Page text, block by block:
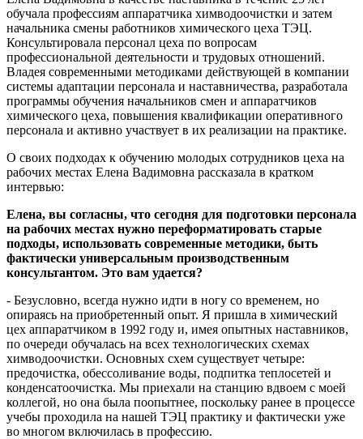
обучала профессиям аппаратчика химводоочистки и затем
начальника смены работников химического цеха ТЭЦ.
Консультировала персонал цеха по вопросам
профессиональной деятельности и трудовых отношений.
Владея современными методиками действующей в компании
системы адаптации персонала и наставничества, разработала
программы обучения начальников смен и аппаратчиков
химического цеха, повышения квалификации оперативного
персонала и активно участвует в их реализации на практике.
О своих подходах к обучению молодых сотрудников цеха на
рабочих местах Елена Вадимовна рассказала в кратком
интервью:
Елена, вы согласны, что сегодня для подготовки персонала
на рабочих местах нужно переформатировать старые
подходы, использовать современные методики, быть
фактически универсальным производственным
консультантом. Это вам удается?
- Безусловно, всегда нужно идти в ногу со временем, но
опираясь на приобретенный опыт. Я пришла в химический
цех аппаратчиком в 1992 году и, имея опытных наставников,
по очереди обучалась на всех технологических схемах
химводоочистки. Основных схем существует четыре:
предочистка, обессоливание воды, подпитка теплосетей и
конденсатоочистка. Мы приехали на станцию вдвоем с моей
коллегой, но она была поопытнее, поскольку ранее в процессе
учебы проходила на нашей ТЭЦ практику и фактически уже
во многом включилась в профессию.